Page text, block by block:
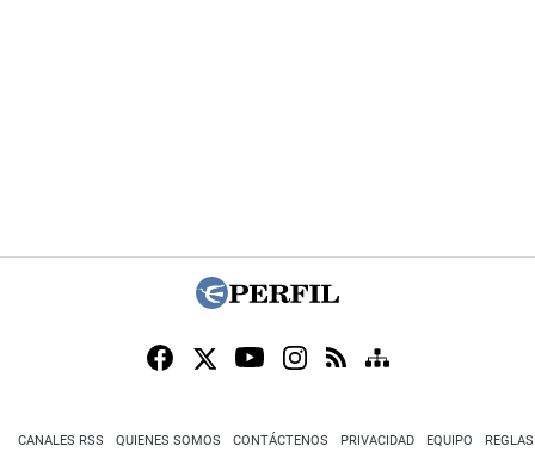
CANALES RSS QUIENES SOMOS CONTÁCTENOS PRIVACIDAD EQUIPO